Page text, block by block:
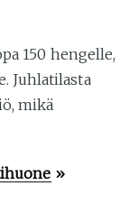
150 hengelle,
Juhlatilasta
mikä
»